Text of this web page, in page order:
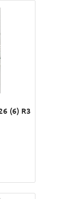
(6) R3